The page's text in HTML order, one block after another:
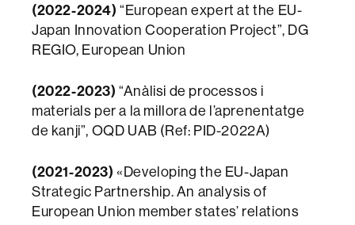
(2022-2024) “European expert at the EU-
Japan Innovation Cooperation Project”, DG
REGIO, European Union
(2022-2023) “Anàlisi de processos i
materials per a la millora de l’aprenentatge
de kanji”, OQD UAB (Ref: PID-2022A)
(2021-2023) «Developing the EU-Japan
Strategic Partnership. An analysis of
European Union member states’ relations